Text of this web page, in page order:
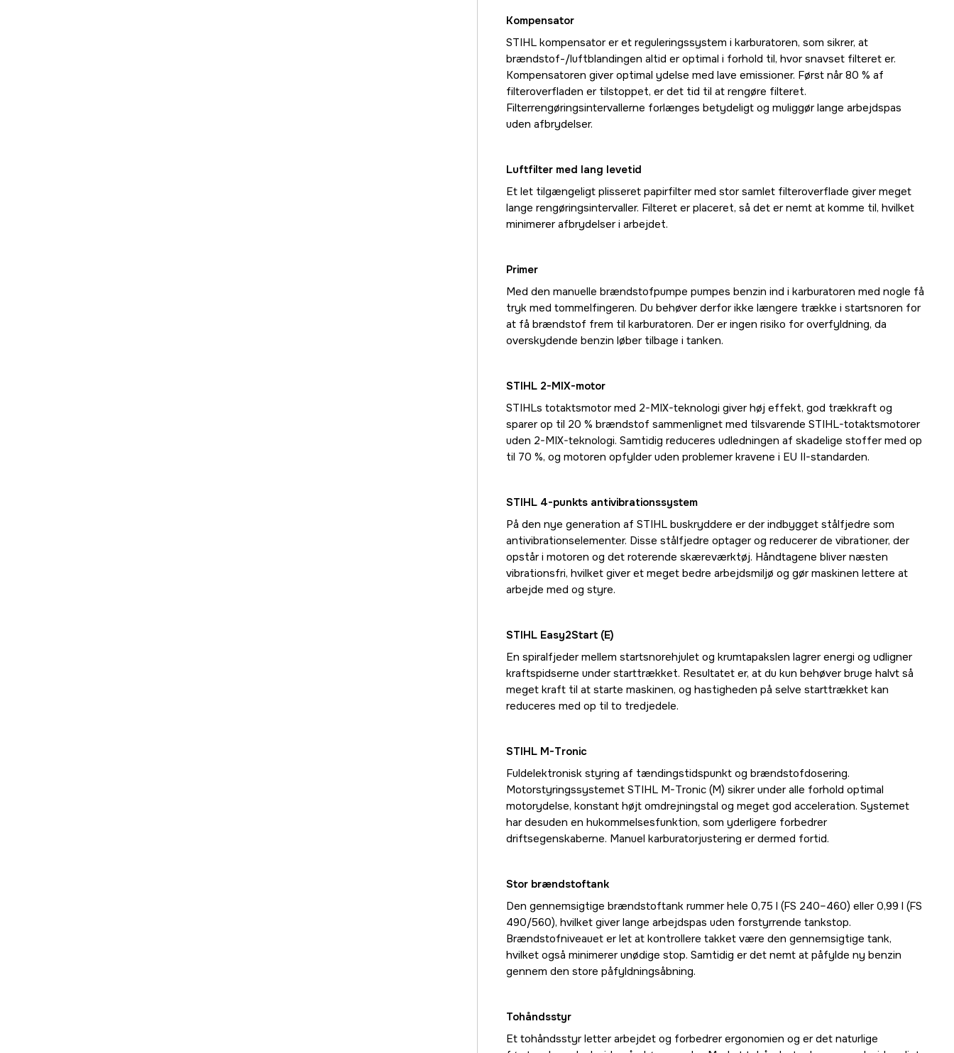
Kompensator
STIHL kompensator er et reguleringssystem i karburatoren, som sikrer, at
brændstof-/luftblandingen altid er optimal i forhold til, hvor snavset filteret er.
Kompensatoren giver optimal ydelse med lave emissioner. Først når 80 % af
filteroverfladen er tilstoppet, er det tid til at rengøre filteret.
Filterrengøringsintervallerne forlænges betydeligt og muliggør lange arbejdspas
uden afbrydelser.
Luftfilter med lang levetid
Et let tilgængeligt plisseret papirfilter med stor samlet filteroverflade giver meget
lange rengøringsintervaller. Filteret er placeret, så det er nemt at komme til, hvilket
minimerer afbrydelser i arbejdet.
Primer
Med den manuelle brændstofpumpe pumpes benzin ind i karburatoren med nogle få
tryk med tommelfingeren. Du behøver derfor ikke længere trække i startsnoren for
at få brændstof frem til karburatoren. Der er ingen risiko for overfyldning, da
overskydende benzin løber tilbage i tanken.
STIHL 2-MIX-motor
STIHLs totaktsmotor med 2-MIX-teknologi giver høj effekt, god trækkraft og
sparer op til 20 % brændstof sammenlignet med tilsvarende STIHL-totaktsmotorer
uden 2-MIX-teknologi. Samtidig reduceres udledningen af skadelige stoffer med op
til 70 %, og motoren opfylder uden problemer kravene i EU II-standarden.
STIHL 4-punkts antivibrationssystem
På den nye generation af STIHL buskryddere er der indbygget stålfjedre som
antivibrationselementer. Disse stålfjedre optager og reducerer de vibrationer, der
opstår i motoren og det roterende skæreværktøj. Håndtagene bliver næsten
vibrationsfri, hvilket giver et meget bedre arbejdsmiljø og gør maskinen lettere at
arbejde med og styre.
STIHL Easy2Start (E)
En spiralfjeder mellem startsnorehjulet og krumtapakslen lagrer energi og udligner
kraftspidserne under starttrækket. Resultatet er, at du kun behøver bruge halvt så
meget kraft til at starte maskinen, og hastigheden på selve starttrækket kan
reduceres med op til to tredjedele.
STIHL M-Tronic
Fuldelektronisk styring af tændingstidspunkt og brændstofdosering.
Motorstyringssystemet STIHL M-Tronic (M) sikrer under alle forhold optimal
motorydelse, konstant højt omdrejningstal og meget god acceleration. Systemet
har desuden en hukommelsesfunktion, som yderligere forbedrer
driftsegenskaberne. Manuel karburatorjustering er dermed fortid.
Stor brændstoftank
Den gennemsigtige brændstoftank rummer hele 0,75 l (FS 240–460) eller 0,99 l (FS
490/560), hvilket giver lange arbejdspas uden forstyrrende tankstop.
Brændstofniveauet er let at kontrollere takket være den gennemsigtige tank,
hvilket også minimerer unødige stop. Samtidig er det nemt at påfylde ny benzin
gennem den store påfyldningsåbning.
Tohåndsstyr
Et tohåndsstyr letter arbejdet og forbedrer ergonomien og er det naturlige